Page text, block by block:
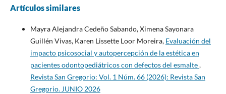
Artículos similares
Mayra Alejandra Cedeño Sabando, Ximena Sayonara
Guillén Vivas, Karen Lissette Loor Moreira, Evaluación del
impacto psicosocial y autopercepción de la estética en
pacientes odontopediátricos con defectos del esmalte,
Revista San Gregorio: Vol. 1 Núm. 66 (2026): Revista San
Gregorio. JUNIO 2026